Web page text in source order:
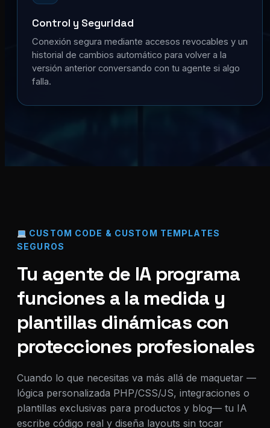
Control y Seguridad
Conexión segura mediante accesos revocables y un
historial de cambios automático para volver a la
versión anterior conversando con tu agente si algo
falla.
CUSTOM CODE & CUSTOM TEMPLATES
SEGUROS
Tu agente de IA programa
funciones a la medida y
plantillas dinámicas con
protecciones profesionales
Cuando lo que necesitas va más allá de maquetar —
lógica personalizada PHP/CSS/JS, integraciones o
plantillas exclusivas para productos y blog— tu IA
escribe código real y diseña layouts sin tocar